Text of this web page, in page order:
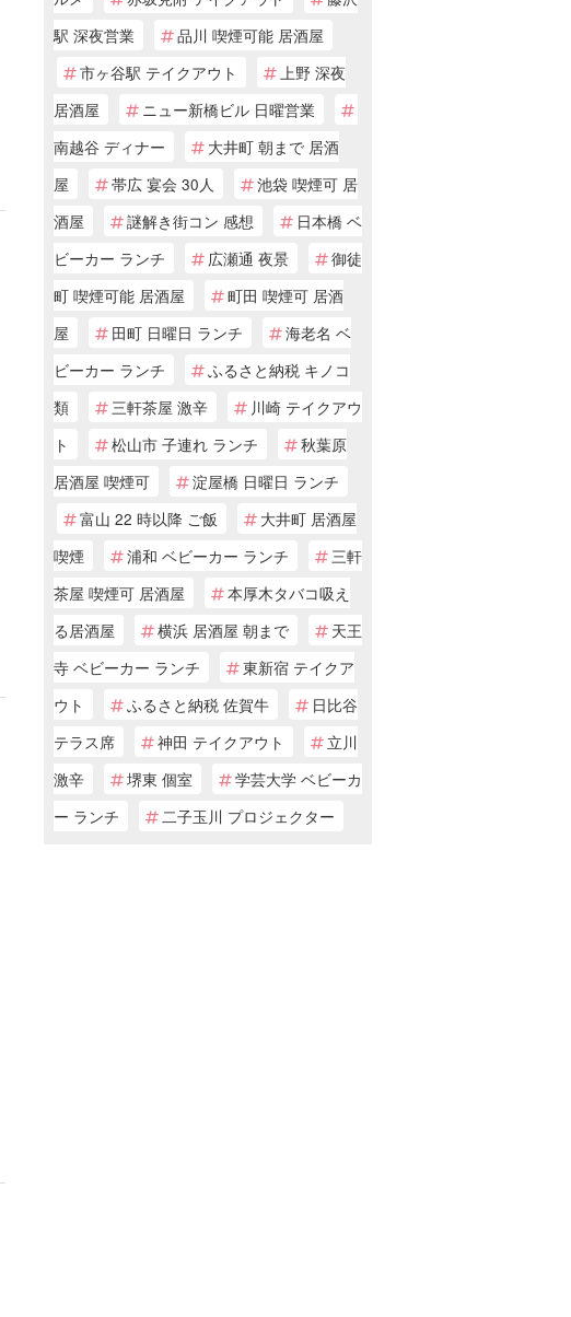
駅 深夜営業
品川 喫煙可能 居酒屋
市ヶ谷駅 テイクアウト
上野 深夜
居酒屋
ニュー新橋ビル 日曜営業
南越谷 ディナー
大井町 朝まで 居酒
屋
帯広 宴会 30人
池袋 喫煙可 居
酒屋
謎解き街コン 感想
日本橋 ベ
ビーカー ランチ
広瀬通 夜景
御徒
町 喫煙可能 居酒屋
町田 喫煙可 居酒
屋
田町 日曜日 ランチ
海老名 ベ
ビーカー ランチ
ふるさと納税 キノコ
類
三軒茶屋 激辛
川崎 テイクアウ
ト
松山市 子連れ ランチ
秋葉原
居酒屋 喫煙可
淀屋橋 日曜日 ランチ
富山 22 時以降 ご飯
大井町 居酒屋
喫煙
浦和 ベビーカー ランチ
三軒
茶屋 喫煙可 居酒屋
本厚木タバコ吸え
る居酒屋
横浜 居酒屋 朝まで
天王
寺 ベビーカー ランチ
東新宿 テイクア
ウト
ふるさと納税 佐賀牛
日比谷
テラス席
神田 テイクアウト
立川
激辛
堺東 個室
学芸大学 ベビーカ
ー ランチ
二子玉川 プロジェクター